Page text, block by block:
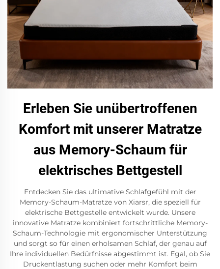
Erleben Sie unübertroffenen
Komfort mit unserer Matratze
aus Memory-Schaum für
elektrisches Bettgestell
Entdecken Sie das ultimative Schlafgefühl mit der
Memory-Schaum-Matratze von Xiarsr, die speziell für
elektrische Bettgestelle entwickelt wurde. Unsere
innovative Matratze kombiniert fortschrittliche Memory-
Schaum-Technologie mit ergonomischer Unterstützung
und sorgt so für einen erholsamen Schlaf, der genau auf
Ihre individuellen Bedürfnisse abgestimmt ist. Egal, ob Sie
Druckentlastung suchen oder mehr Komfort beim